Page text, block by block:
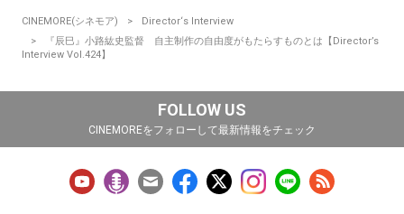
CINEMORE(シネモア)
Director‘s Interview
『辰巳』小路紘史監督 自主制作の自由度がもたらすものとは【Director’s
Interview Vol.424】
FOLLOW US
CINEMOREをフォローして最新情報をチェック